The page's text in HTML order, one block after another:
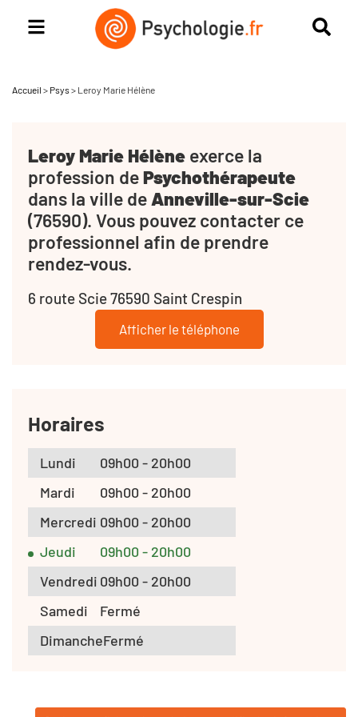
Accueil > Psys > Leroy Marie Hélène
Leroy Marie Hélène exerce la
profession dePsychothérapeute
dans la ville deAnneville-sur-Scie
(76590). Vous pouvez contacter ce
professionnel afin de prendre
rendez-vous.
6 route Scie 76590 Saint Crespin
Afficher le téléphone
Horaires
Lundi
09h00 - 20h00
Mardi
09h00 - 20h00
Mercredi 09h00 - 20h00
Jeudi
09h00 - 20h00
Vendredi 09h00 - 20h00
Samedi
Fermé
DimancheFermé